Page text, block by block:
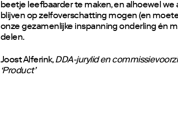
beetje leefbaarder te maken, en alhoewel
blijven op zelfoverschatting mogen (en
onze gezamenlijke inspanning onderling én
delen.
Joost Alferink,DDA-jurylid en
‘Product’